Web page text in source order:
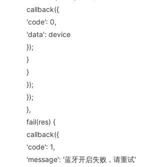
callback({
'code': 0,
'data': device
});
}
}
});
});
},
fail(res) {
callback({
'code': 1,
'message': '蓝牙开启失败，请重试'